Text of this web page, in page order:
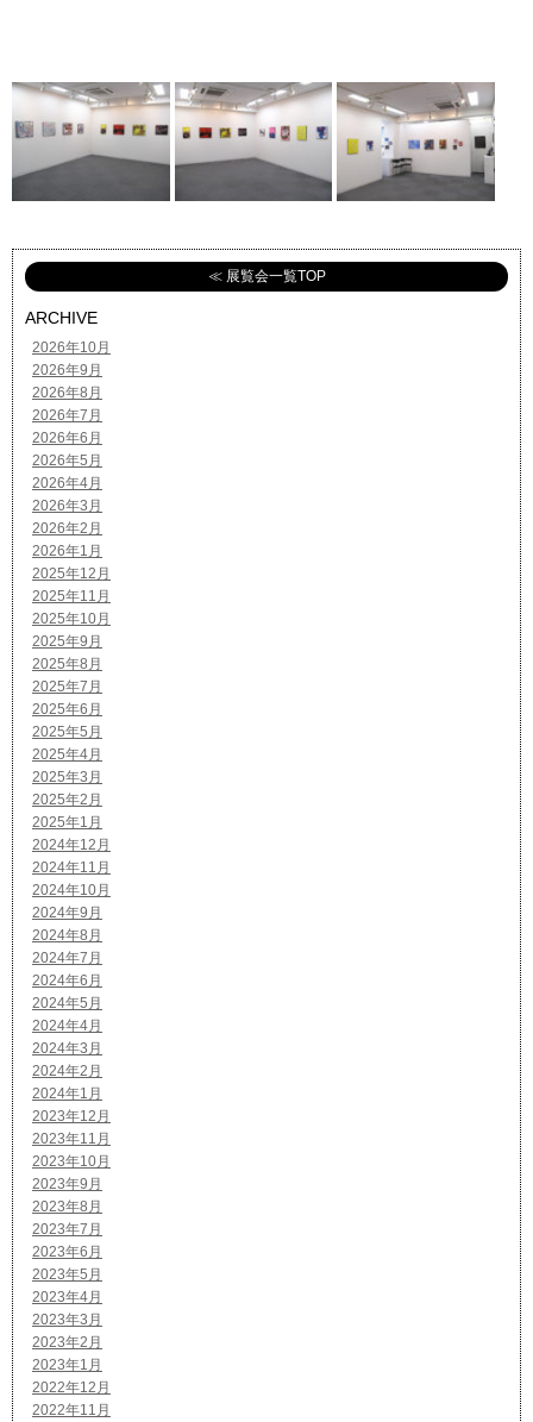
≪ 展覧会一覧TOP
ARCHIVE
2026年10月
2026年9月
2026年8月
2026年7月
2026年6月
2026年5月
2026年4月
2026年3月
2026年2月
2026年1月
2025年12月
2025年11月
2025年10月
2025年9月
2025年8月
2025年7月
2025年6月
2025年5月
2025年4月
2025年3月
2025年2月
2025年1月
2024年12月
2024年11月
2024年10月
2024年9月
2024年8月
2024年7月
2024年6月
2024年5月
2024年4月
2024年3月
2024年2月
2024年1月
2023年12月
2023年11月
2023年10月
2023年9月
2023年8月
2023年7月
2023年6月
2023年5月
2023年4月
2023年3月
2023年2月
2023年1月
2022年12月
2022年11月